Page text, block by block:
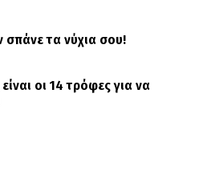
σπάνε τα νύχια σου!
οι 14 τρόφες για να